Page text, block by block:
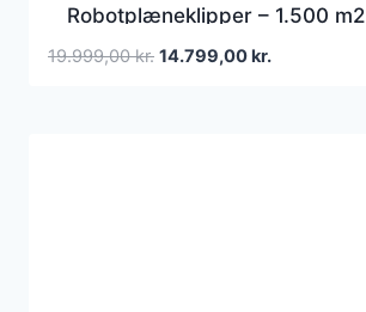
Robotplæneklipper – 1.500 m2
19.999,00kr. Den
14.799,00kr.Den